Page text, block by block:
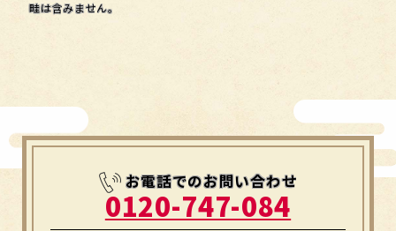
畦は含みません。
お電話でのお問い合わせ
0120-747-084